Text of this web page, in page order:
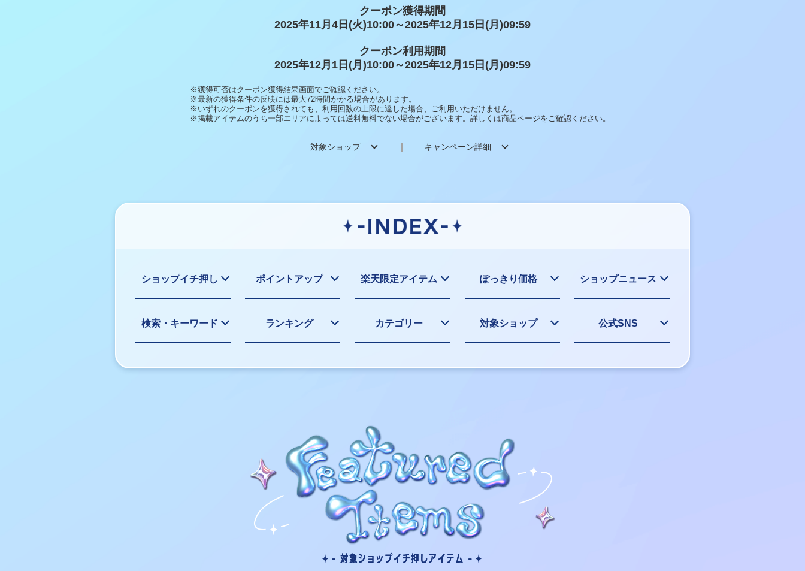
クーポン獲得期間
2025年11月4日(火)10:00～2025年12月15日(月)09:59
クーポン利用期間
2025年12月1日(月)10:00～2025年12月15日(月)09:59
※獲得可否はクーポン獲得結果画面でご確認ください。
※最新の獲得条件の反映には最大72時間かかる場合があります。
※いずれのクーポンを獲得されても、利用回数の上限に達した場合、ご利用いただけません。
※掲載アイテムのうち一部エリアによっては送料無料でない場合がございます。詳しくは商品ページをご確認ください。
対象ショップ キャンペーン詳細
ショップイチ押し ポイントアップ 楽天限定アイテム ぽっきり価格 ショップニュース
検索・キーワード ランキング カテゴリー 対象ショップ 公式SNS